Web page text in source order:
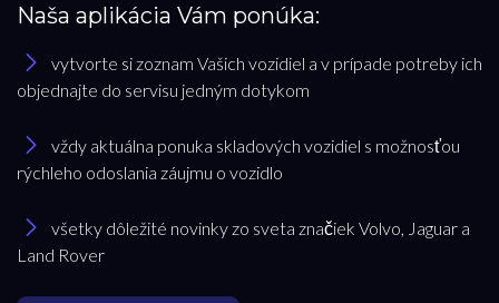
Naša aplikácia Vám ponúka:
vytvorte si zoznam Vašich vozidiel a v prípade potreby ich
objednajte do servisu jedným dotykom
vždy aktuálna ponuka skladových vozidiel s možnosťou
rýchleho odoslania záujmu o vozidlo
všetky dôležité novinky zo sveta značiek Volvo, Jaguar a
Land Rover